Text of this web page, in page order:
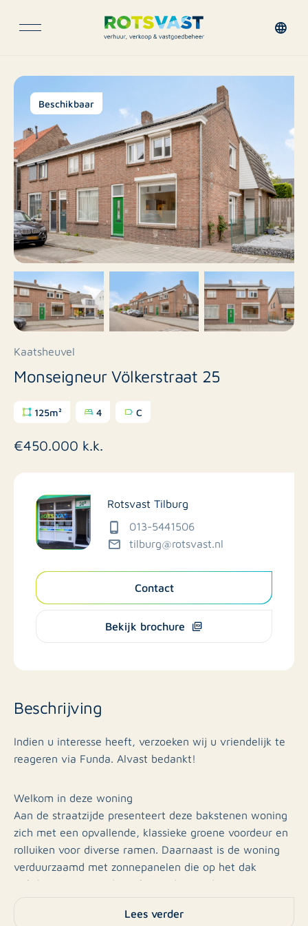
Beschikbaar
Kaatsheuvel
Monseigneur Völkerstraat 25
125m² 4 C
€450.000 k.k.
Rotsvast Tilburg
013-5441506
tilburg@rotsvast.nl
Contact
Bekijk brochure
Beschrijving
Indien u interesse heeft, verzoeken wij u vriendelijk te
reageren via Funda. Alvast bedankt!
Welkom in deze woning
Aan de straatzijde presenteert deze bakstenen woning
zich met een opvallende, klassieke groene voordeur en
rolluiken voor diverse ramen. Daarnaast is de woning
verduurzaamd met zonnepanelen die op het dak
zichtbaar zijn. Aan de rechterzijde van de woning
bevindt zich een zij-entree/aanbouw met een witte
Lees verder